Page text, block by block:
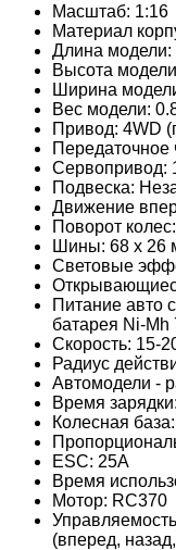
Масштаб: 1:16
Материал
Длина
Высота
Ширина
Вес модели:
Привод: 4WD
Передаточное
Сервопривод:
Подвеска:
Движение
Поворот
Шины: 68 x 26
Световые
Питание авто
батарея Ni-Mh
Скорость: 15-
Радиус
Автомодели -
Время
Колесная
ESC: 25A
Время
Мотор: RC370
(вперед,